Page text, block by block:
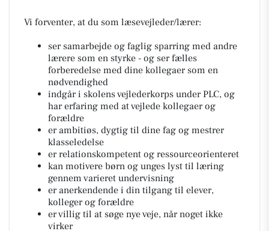
Vi forventer, at du som læsevejleder/lærer:
ser samarbejde og faglig sparring med andre
lærere som en styrke - og ser fælles
forberedelse med dine kollegaer som en
nødvendighed
indgår i skolens vejlederkorps under PLC, og
har erfaring med at vejlede kollegaer og
forældre
er ambitiøs, dygtig til dine fag og mestrer
klasseledelse
er relationskompetent og ressourceorienteret
kan motivere børn og unges lyst til læring
gennem varieret undervisning
er anerkendende i din tilgang til elever,
kolleger og forældre
er villig til at søge nye veje, når noget ikke
virker